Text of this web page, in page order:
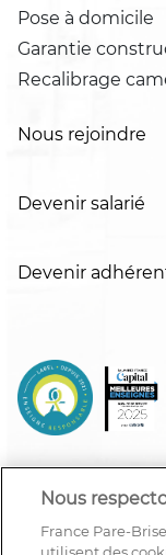
Pose à domicile
Garantie
Recalibrage
Nous rejoindre
Devenir salarié
Devenir
Nous
France Pare-